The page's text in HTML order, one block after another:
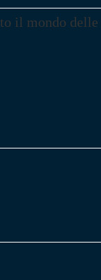
il mondo delle